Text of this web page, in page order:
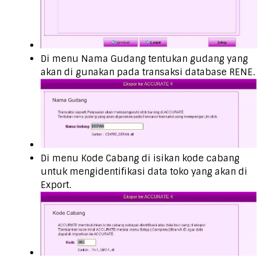
Di menu Nama Gudang tentukan gudang yang
akan di gunakan pada transaksi database RENE.
Di menu Kode Cabang di isikan kode cabang
untuk mengidentifikasi data toko yang akan di
Export.